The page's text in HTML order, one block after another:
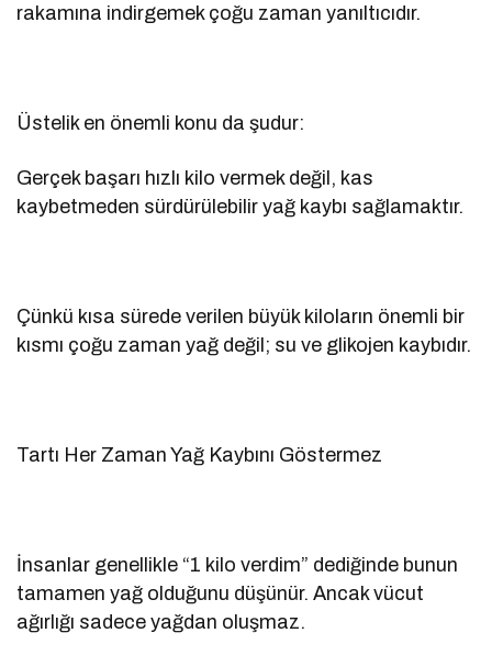
rakamına indirgemek çoğu zaman yanıltıcıdır.
Üstelik en önemli konu da şudur:
Gerçek başarı hızlı kilo vermek değil, kas
kaybetmeden sürdürülebilir yağ kaybı sağlamaktır.
Çünkü kısa sürede verilen büyük kiloların önemli bir
kısmı çoğu zaman yağ değil; su ve glikojen kaybıdır.
Tartı Her Zaman Yağ Kaybını Göstermez
İnsanlar genellikle “1 kilo verdim” dediğinde bunun
tamamen yağ olduğunu düşünür. Ancak vücut
ağırlığı sadece yağdan oluşmaz.